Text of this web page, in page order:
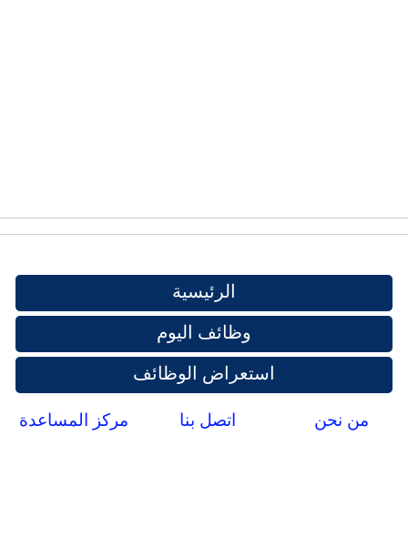
الرئيسية
وظائف اليوم
استعراض الوظائف
من نحن اتصل بنا مركز المساعدة